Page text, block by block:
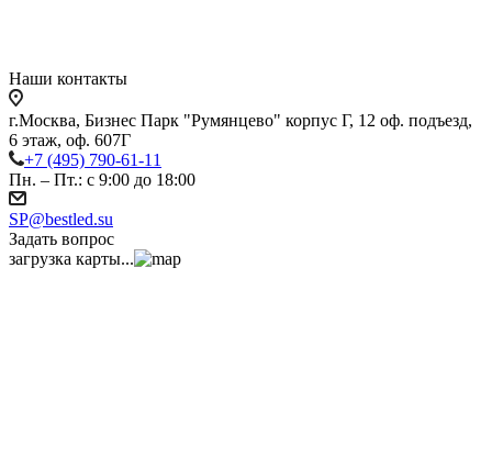
Наши контакты
г.Москва, Бизнес Парк "Румянцево" корпус Г, 12 оф. подъезд,
6 этаж, оф. 607Г
+7 (495) 790-61-11
Пн. – Пт.: с 9:00 до 18:00
SP@bestled.su
Задать вопрос
загрузка карты...